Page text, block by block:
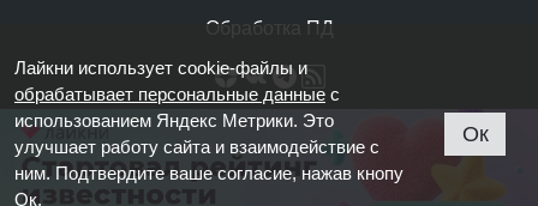
Обработка ПД
Лайкни использует cookie-файлы и
обрабатывает персональные данные с
использованием Яндекс Метрики. Это
улучшает работу сайта и взаимодействие с
ним. Подтвердите ваше согласие, нажав кнопу
Ок.
Ок